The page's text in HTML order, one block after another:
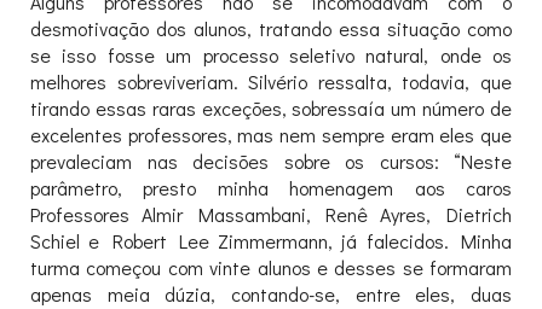
desmotivação dos alunos, tratando essa situação como
se isso fosse um processo seletivo natural, onde os
melhores sobreviveriam. Silvério ressalta, todavia, que
tirando essas raras exceções, sobressaía um número de
excelentes professores, mas nem sempre eram eles que
prevaleciam nas decisões sobre os cursos: “Neste
parâmetro, presto minha homenagem aos caros
Professores Almir Massambani, Renê Ayres, Dietrich
Schiel e Robert Lee Zimmermann, já falecidos. Minha
turma começou com vinte alunos e desses se formaram
apenas meia dúzia, contando-se, entre eles, duas